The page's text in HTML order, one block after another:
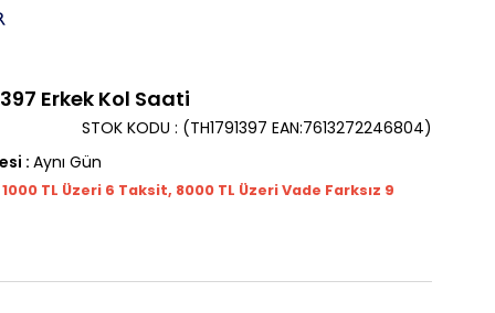
Erkek Kol Saati
(TH1791397 EAN:7613272246804)
STOK KODU
: Aynı Gün
TL Üzeri 6 Taksit, 8000 TL Üzeri Vade Farksız 9